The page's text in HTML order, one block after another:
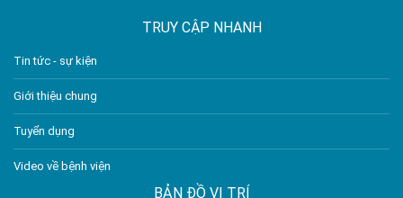
TRUY CẬP NHANH
Tin tức - sự kiện
Giới thiệu chung
Tuyển dụng
Video về bệnh viện
BẢN ĐỒ VỊ TRÍ